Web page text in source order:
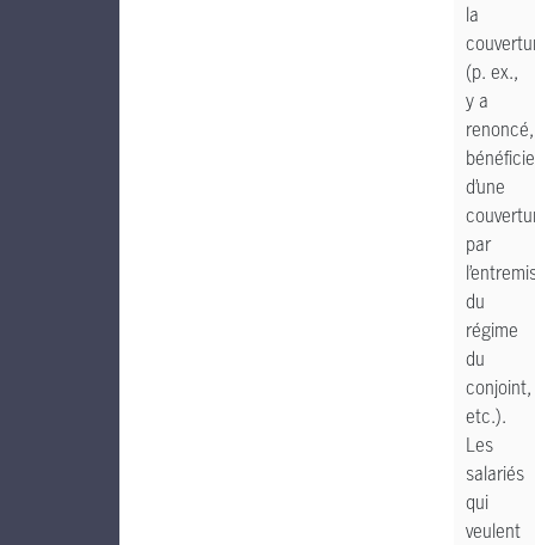
la
(p. ex.,
y a
renoncé,
bénéficie
d’une
par
du
régime
du
conjoint,
etc.).
Les
salariés
qui
veulent